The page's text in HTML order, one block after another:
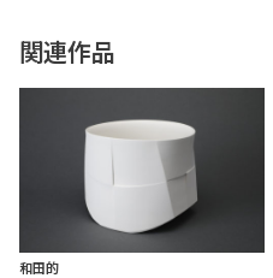
関連作品
和田的